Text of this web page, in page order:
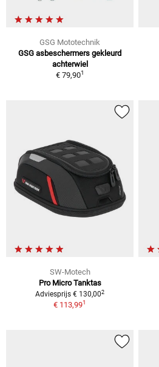
GSG Mototechnik
GSG asbeschermers gekleurd
achterwiel
€ 79,901
SW-Motech
Pro Micro Tanktas
Adviesprijs € 130,002
€ 113,991